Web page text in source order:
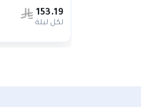
153.19
لكل ليلة